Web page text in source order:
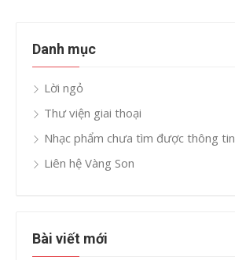
Danh mục
Lời ngỏ
Thư viện giai thoại
Nhạc phẩm chưa tìm được thông tin
Liên hệ Vàng Son
Bài viết mới